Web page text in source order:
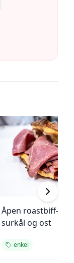
Åpen roastbiff-
surkål og ost
enkel